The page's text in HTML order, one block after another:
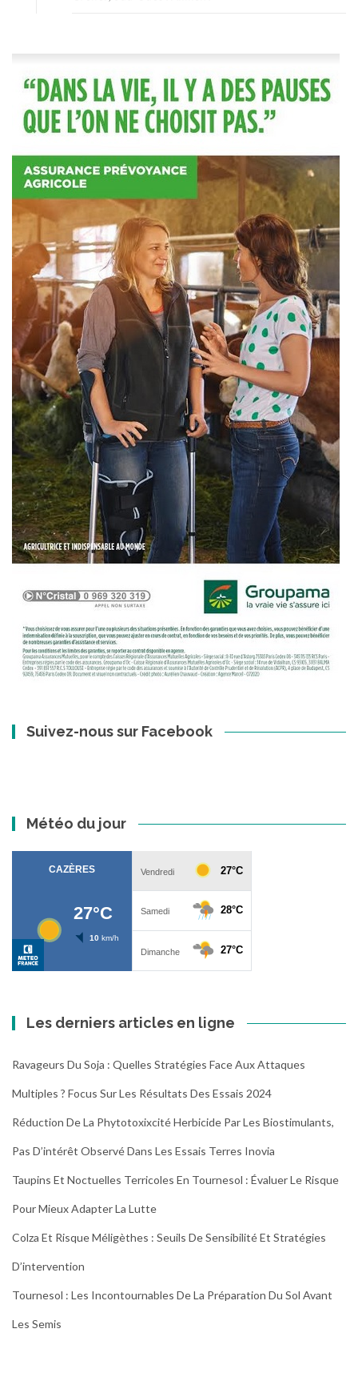
Suivez-nous sur Facebook
Météo du jour
Les derniers articles en ligne
Ravageurs Du Soja : Quelles Stratégies Face Aux Attaques
Multiples ? Focus Sur Les Résultats Des Essais 2024
Réduction De La Phytotoxixcité Herbicide Par Les Biostimulants,
Pas D’intérêt Observé Dans Les Essais Terres Inovia
Taupins Et Noctuelles Terricoles En Tournesol : Évaluer Le Risque
Pour Mieux Adapter La Lutte
Colza Et Risque Méligèthes : Seuils De Sensibilité Et Stratégies
D’intervention
Tournesol : Les Incontournables De La Préparation Du Sol Avant
Les Semis